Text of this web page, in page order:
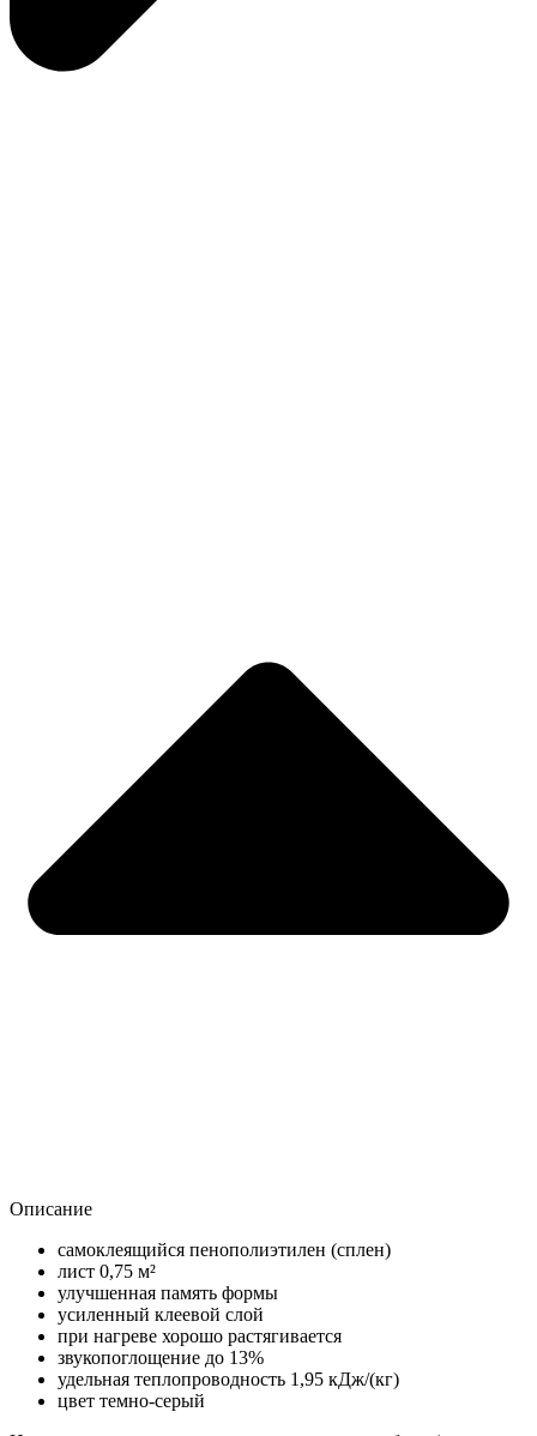
Описание
самоклеящийся пенополиэтилен (сплен)
лист 0,75 м²
улучшенная память формы
усиленный клеевой слой
при нагреве хорошо растягивается
звукопоглощение до 13%
удельная теплопроводность 1,95 кДж/(кг)
цвет темно-серый